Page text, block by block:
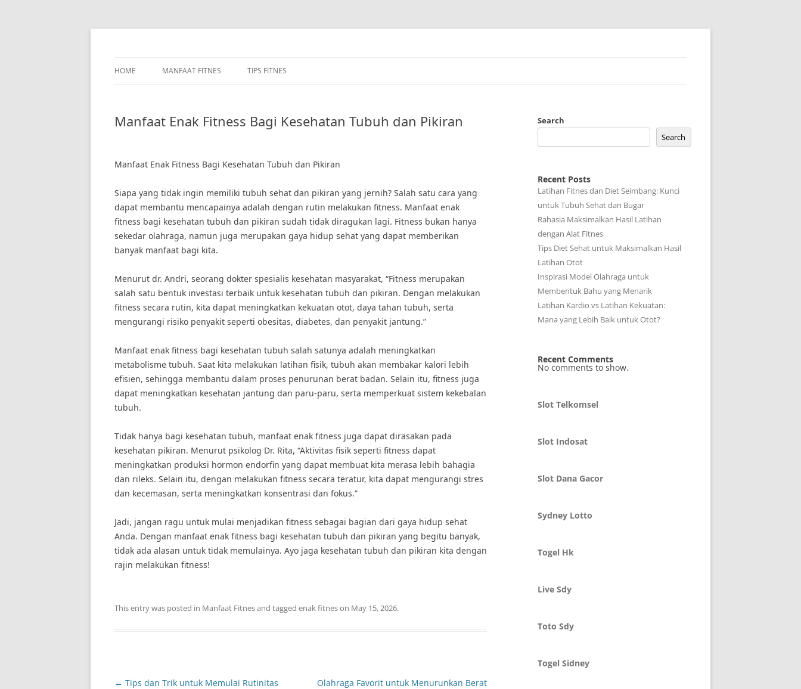
Skip
HOME MANFAAT FITNES TIPS FITNES
Manfaat Enak Fitness Bagi Kesehatan Tubuh dan Pikiran
Manfaat Enak Fitness Bagi Kesehatan Tubuh dan Pikiran
Siapa yang tidak ingin memiliki tubuh sehat dan pikiran yang jernih? Salah satu cara yang
dapat membantu mencapainya adalah dengan rutin melakukan fitness. Manfaat enak
fitness bagi kesehatan tubuh dan pikiran sudah tidak diragukan lagi. Fitness bukan hanya
sekedar olahraga, namun juga merupakan gaya hidup sehat yang dapat memberikan
banyak manfaat bagi kita.
Menurut dr. Andri, seorang dokter spesialis kesehatan masyarakat, “Fitness merupakan
salah satu bentuk investasi terbaik untuk kesehatan tubuh dan pikiran. Dengan melakukan
fitness secara rutin, kita dapat meningkatkan kekuatan otot, daya tahan tubuh, serta
mengurangi risiko penyakit seperti obesitas, diabetes, dan penyakit jantung.”
Manfaat enak fitness bagi kesehatan tubuh salah satunya adalah meningkatkan
metabolisme tubuh. Saat kita melakukan latihan fisik, tubuh akan membakar kalori lebih
efisien, sehingga membantu dalam proses penurunan berat badan. Selain itu, fitness juga
dapat meningkatkan kesehatan jantung dan paru-paru, serta memperkuat sistem kekebalan
tubuh.
Tidak hanya bagi kesehatan tubuh, manfaat enak fitness juga dapat dirasakan pada
kesehatan pikiran. Menurut psikolog Dr. Rita, “Aktivitas fisik seperti fitness dapat
meningkatkan produksi hormon endorfin yang dapat membuat kita merasa lebih bahagia
dan rileks. Selain itu, dengan melakukan fitness secara teratur, kita dapat mengurangi stres
dan kecemasan, serta meningkatkan konsentrasi dan fokus.”
Jadi, jangan ragu untuk mulai menjadikan fitness sebagai bagian dari gaya hidup sehat
Anda. Dengan manfaat enak fitness bagi kesehatan tubuh dan pikiran yang begitu banyak,
tidak ada alasan untuk tidak memulainya. Ayo jaga kesehatan tubuh dan pikiran kita dengan
rajin melakukan fitness!
This entry was posted in Manfaat Fitnesand tagged enak fitneson May 15, 2026.
Post
← Tips dan Trik untuk Memulai Rutinitas
Olahraga Favorit untuk Menurunkan Berat
Search
Search
Recent Posts
Latihan Fitnes dan Diet Seimbang: Kunci
untuk Tubuh Sehat dan Bugar
Rahasia Maksimalkan Hasil Latihan
dengan Alat Fitnes
Tips Diet Sehat untuk Maksimalkan Hasil
Latihan Otot
Inspirasi Model Olahraga untuk
Membentuk Bahu yang Menarik
Latihan Kardio vs Latihan Kekuatan:
Mana yang Lebih Baik untuk Otot?
Recent Comments
No comments to show.
Slot Telkomsel
Slot Indosat
Slot Dana Gacor
Sydney Lotto
Togel Hk
Live Sdy
Toto Sdy
Togel Sidney